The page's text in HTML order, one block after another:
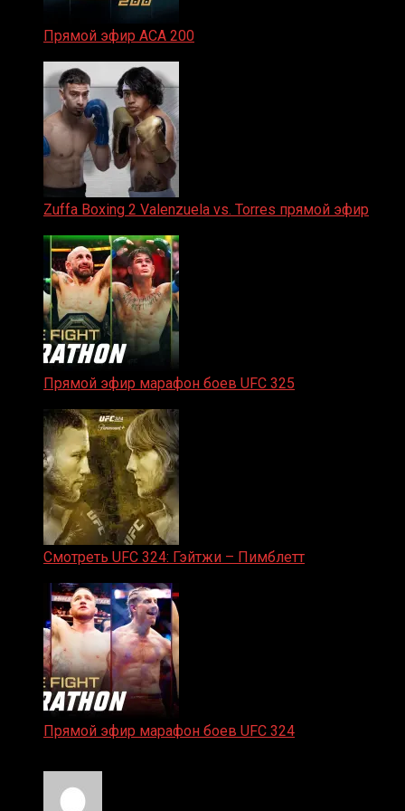
Прямой эфир ACA 200
Zuffa Boxing 2 Valenzuela vs. Torres прямой эфир
Прямой эфир марафон боев UFC 325
Смотреть UFC 324: Гэйтжи – Пимблетт
Прямой эфир марафон боев UFC 324